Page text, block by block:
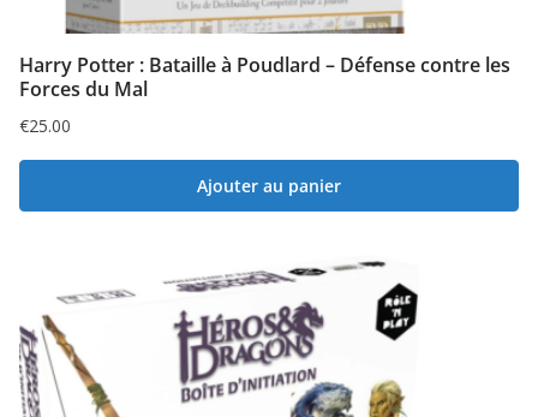
Harry Potter : Bataille à Poudlard – Défense contre les
Forces du Mal
€25.00
Ajouter au panier